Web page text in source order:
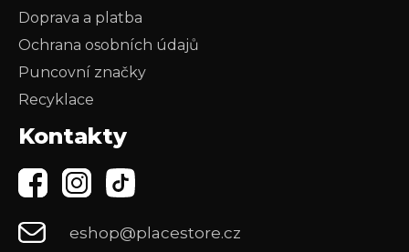
Doprava a platba
Ochrana osobních údajů
Puncovní značky
Recyklace
Kontakty
eshop@placestore.cz